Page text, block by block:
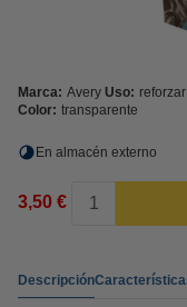
Marca: Avery Uso:
Color: transparente
En almacén externo
3,50 €
Descripción